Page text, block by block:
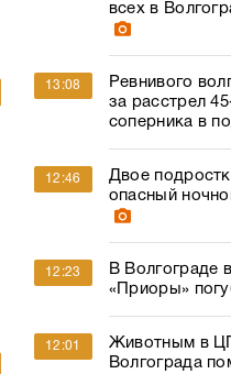
всех в
13:08
Ревнивого
за расстрел
соперника в
12:46
Двое
опасный
12:23
В Волгограде
«Приоры»
12:01
Животным в
Волгограда